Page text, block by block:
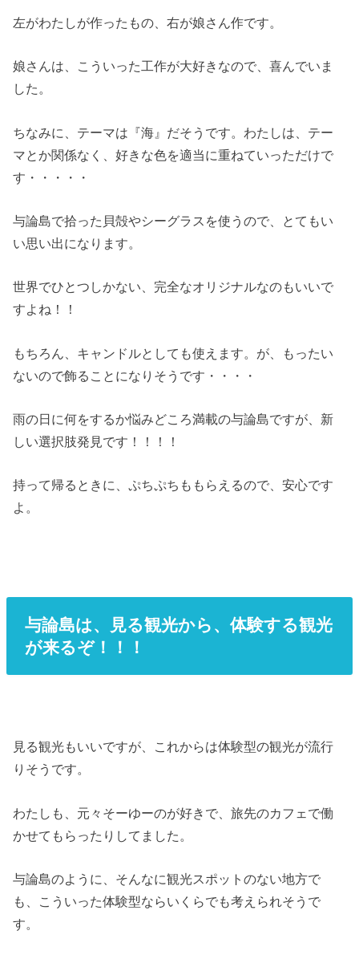
左がわたしが作ったもの、右が娘さん作です。
娘さんは、こういった工作が大好きなので、喜んでいま
した。
ちなみに、テーマは『海』だそうです。わたしは、テー
マとか関係なく、好きな色を適当に重ねていっただけで
す・・・・・
与論島で拾った貝殻やシーグラスを使うので、とてもい
い思い出になります。
世界でひとつしかない、完全なオリジナルなのもいいで
すよね！！
もちろん、キャンドルとしても使えます。が、もったい
ないので飾ることになりそうです・・・・
雨の日に何をするか悩みどころ満載の与論島ですが、新
しい選択肢発見です！！！！
持って帰るときに、ぷちぷちももらえるので、安心です
よ。
与論島は、見る観光から、体験する観光
が来るぞ！！！
見る観光もいいですが、これからは体験型の観光が流行
りそうです。
わたしも、元々そーゆーのが好きで、旅先のカフェで働
かせてもらったりしてました。
与論島のように、そんなに観光スポットのない地方で
も、こういった体験型ならいくらでも考えられそうで
す。